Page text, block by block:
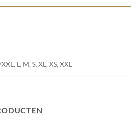
L, M, S, XL, XS, XXL